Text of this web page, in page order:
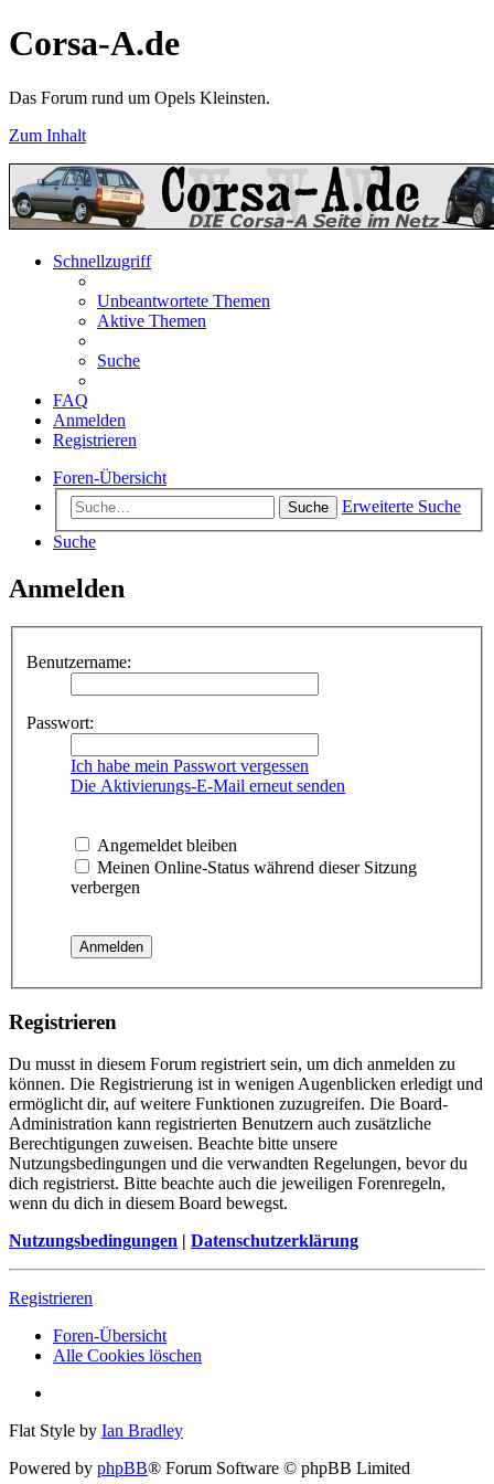
Corsa-A.de
Das Forum rund um Opels Kleinsten.
Zum Inhalt
Schnellzugriff
Unbeantwortete Themen
Aktive Themen
Suche
FAQ
Anmelden
Registrieren
Foren-Übersicht
Suche
Erweiterte Suche
Suche
Anmelden
Benutzername:
Passwort:
Ich habe mein Passwort vergessen
Die Aktivierungs-E-Mail erneut senden
Angemeldet bleiben
Meinen Online-Status während dieser Sitzung
verbergen
Registrieren
Du musst in diesem Forum registriert sein, um dich anmelden zu
können. Die Registrierung ist in wenigen Augenblicken erledigt und
ermöglicht dir, auf weitere Funktionen zuzugreifen. Die Board-
Administration kann registrierten Benutzern auch zusätzliche
Berechtigungen zuweisen. Beachte bitte unsere
Nutzungsbedingungen und die verwandten Regelungen, bevor du
dich registrierst. Bitte beachte auch die jeweiligen Forenregeln,
wenn du dich in diesem Board bewegst.
Nutzungsbedingungen | Datenschutzerklärung
Registrieren
Foren-Übersicht
Alle Cookies löschen
Flat Style by Ian Bradley
Powered by phpBB® Forum Software © phpBB Limited